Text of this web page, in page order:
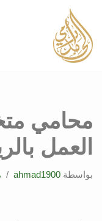
تخطى
إلى
المحتوى
محامي
العمل
بواسطة ahmad1900